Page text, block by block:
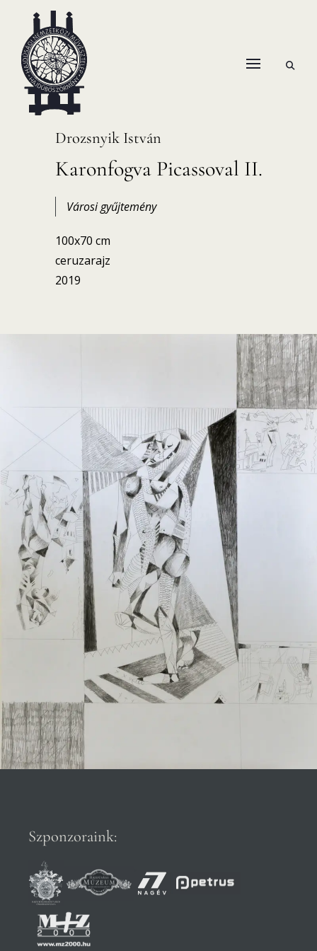
content
HANEMA – Hajdúsági Nemzetközi Művésztelep
open
Drozsnyik István
Karonfogva Picassoval II.
Városi gyűjtemény
100x70 cm
ceruzarajz
2019
Szponzoraink: